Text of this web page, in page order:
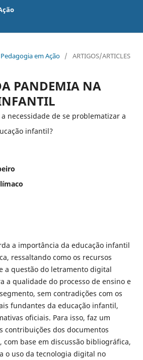
em Ação / ARTIGOS/ARTICLES
PANDEMIA NA
necessidade de se problematizar a
infantil?
a importância da educação infantil
ressaltando como os recursos
a questão do letramento digital
a qualidade do processo de ensino e
sem contradições com os
fundantes da educação infantil,
oficiais. Para isso, faz um
contribuições dos documentos
base em discussão bibliográfica,
o uso da tecnologia digital no